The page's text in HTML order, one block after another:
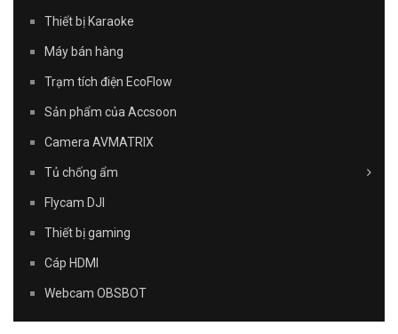
Thiết bị Karaoke
Máy bán hàng
Trạm tích điện EcoFlow
Sản phẩm của Accsoon
Camera AVMATRIX
Tủ chống ẩm
Flycam DJI
Thiết bị gaming
Cáp HDMI
Webcam OBSBOT